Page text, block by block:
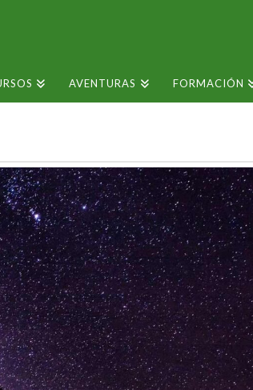
AVENTURAS FORMACIÓN